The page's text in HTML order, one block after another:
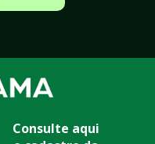
Consulte aqui